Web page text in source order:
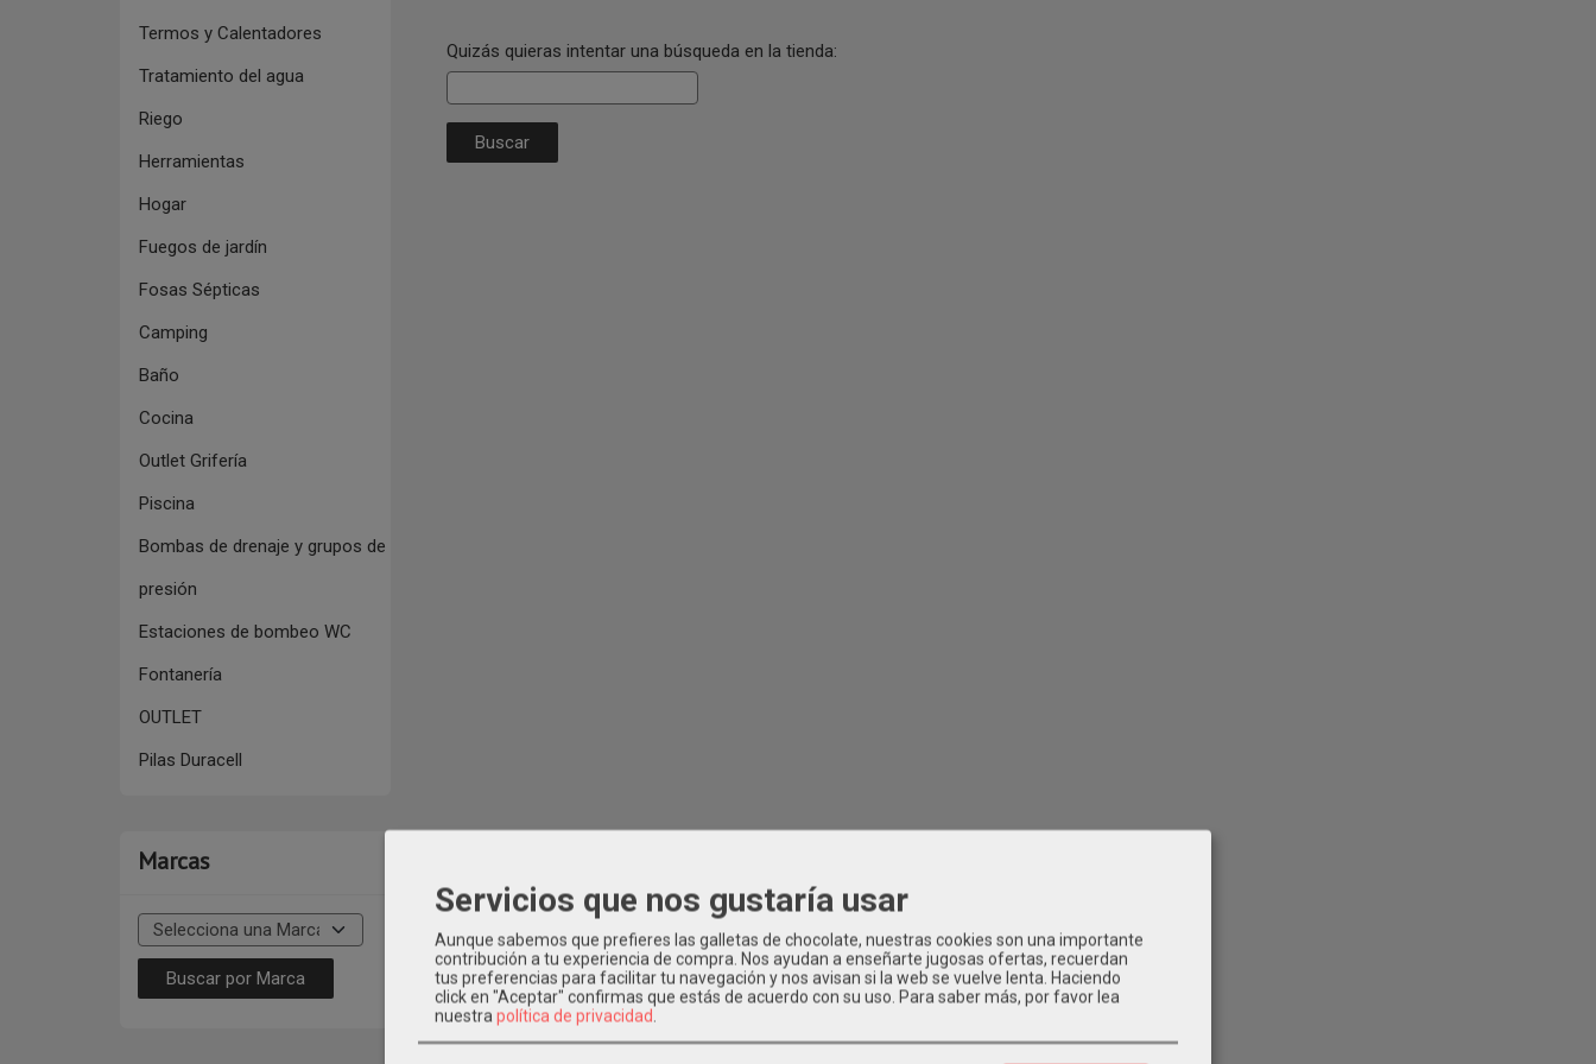
Termos y Calentadores
Tratamiento del agua
Riego
Herramientas
Hogar
Fuegos de jardín
Fosas Sépticas
Camping
Baño
Cocina
Outlet Grifería
Piscina
Bombas de drenaje y grupos de
presión
Estaciones de bombeo WC
Fontanería
OUTLET
Pilas Duracell
Marcas
Quizás quieras intentar una búsqueda en la tienda:
Servicios que nos gustaría usar
Aunque sabemos que prefieres las galletas de chocolate, nuestras cookies son una importante
contribución a tu experiencia de compra. Nos ayudan a enseñarte jugosas ofertas, recuerdan
tus preferencias para facilitar tu navegación y nos avisan si la web se vuelve lenta. Haciendo
click en "Aceptar" confirmas que estás de acuerdo con su uso. Para saber más, por favor lea
nuestra política de privacidad.